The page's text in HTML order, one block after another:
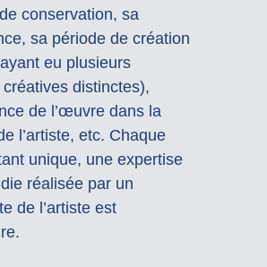
conservation, sa
sa période de création
eu plusieurs
distinctes),
de l’œuvre dans la
l’artiste, etc. Chaque
unique, une expertise
réalisée par un
de l’artiste est